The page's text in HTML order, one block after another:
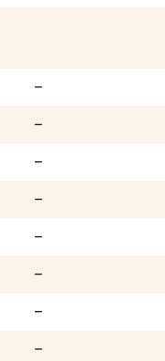
–
–
–
–
–
–
–
–